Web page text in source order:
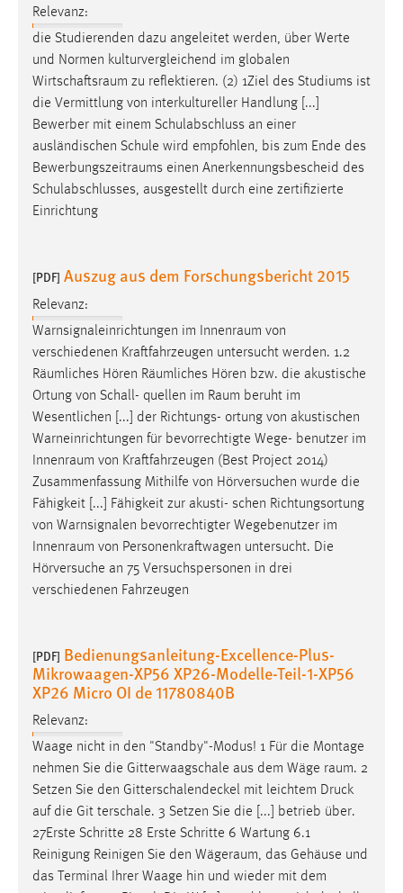
Relevanz:
die Studierenden dazu angeleitet werden, über Werte
und Normen kulturvergleichend im globalen
Wirtschaftsraum zu reflektieren. (2) 1Ziel des Studiums ist
die Vermittlung von interkultureller Handlung [...]
Bewerber mit einem Schulabschluss an einer
ausländischen Schule wird empfohlen, bis zum Ende des
Bewerbungszeitraums einen Anerkennungsbescheid des
Schulabschlusses, ausgestellt durch eine zertifizierte
Einrichtung
[PDF] Auszug aus dem Forschungsbericht 2015
Relevanz:
Warnsignaleinrichtungen im
Innenraum von
verschiedenen Kraftfahrzeugen untersucht werden. 1.2
Räumliches Hören Räumliches Hören bzw. die akustische
Ortung von Schall- quellen im Raum beruht im
Wesentlichen [...] der Richtungs- ortung von akustischen
Warneinrichtungen für bevorrechtigte Wege- benutzer im
Innenraum von Kraftfahrzeugen (Best Project 2014)
Zusammenfassung Mithilfe von Hörversuchen wurde die
Fähigkeit [...] Fähigkeit zur akusti- schen Richtungsortung
von Warnsignalen bevorrechtigter Wegebenutzer im
Innenraum von Personenkraftwagen untersucht. Die
Hörversuche an 75 Versuchspersonen in drei
verschiedenen Fahrzeugen
[PDF] Bedienungsanleitung-Excellence-Plus-
Mikrowaagen-XP56 XP26-Modelle-Teil-1-XP56
XP26 Micro OI de 11780840B
Relevanz:
Waage nicht in den "Standby"-Modus! 1 Für die Montage
nehmen Sie die Gitterwaagschale aus dem Wäge­ raum. 2
Setzen Sie den Gitterschalendeckel mit leichtem Druck
auf die Git­ terschale. 3 Setzen Sie die [...] betrieb über.
27Erste Schritte 28 Erste Schritte 6 Wartung 6.1
Reinigung Reinigen Sie den Wägeraum, das Gehäuse und
das Terminal Ihrer Waage hin und wieder mit dem